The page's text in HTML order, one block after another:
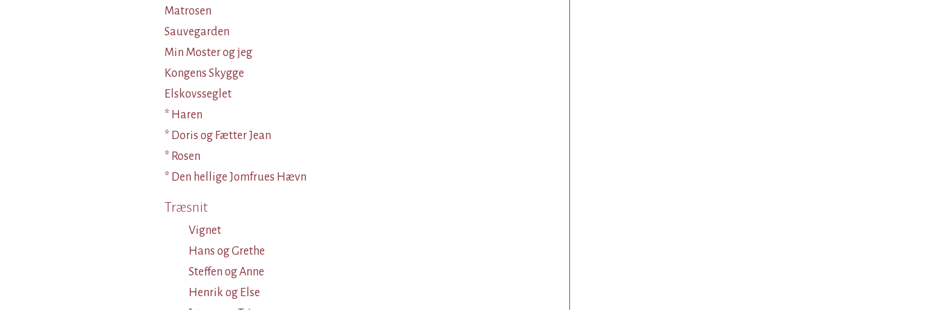
Matrosen
Sauvegarden
Min Moster og jeg
Kongens Skygge
Elskovsseglet
* Haren
* Doris og Fætter Jean
* Rosen
* Den hellige Jomfrues Hævn
Træsnit
Vignet
Hans og Grethe
Steffen og Anne
Henrik og Else